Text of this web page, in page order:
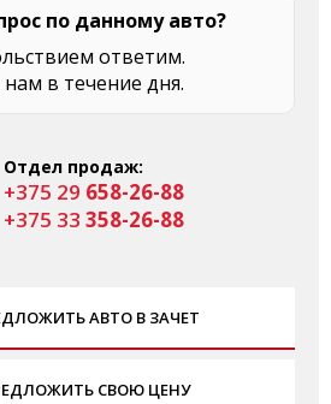
по данному авто?
ответим.
в течение дня.
Отдел продаж:
+375 29 658-26-88
+375 33 358-26-88
АВТО В ЗАЧЕТ
СВОЮ ЦЕНУ